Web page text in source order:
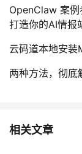
OpenClaw 案
打造你的AI情报
云码道本地安装
两种方法，彻
相关文章